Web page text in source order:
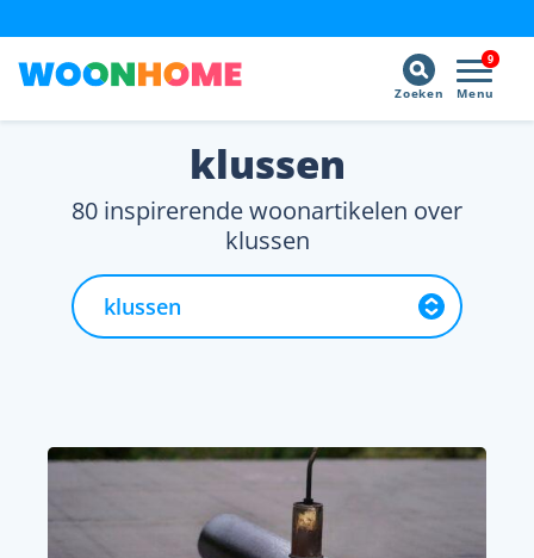
9
Menu
Zoeken
klussen
80 inspirerende woonartikelen over
klussen